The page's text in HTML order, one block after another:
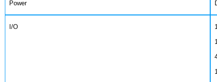
Power
I/O